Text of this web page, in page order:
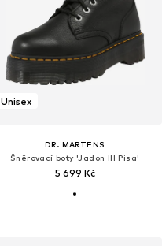
Unisex
DR. MARTENS
Šněrovací boty 'Jadon III Pisa'
5 699 Kč